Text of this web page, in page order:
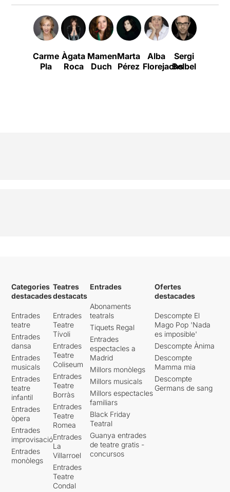
Carme
Pla
Àgata
Roca
Mamen
Duch
Marta
Pérez
Alba
Florejachs
Sergi
Belbel
Categories
destacades
Entrades
teatre
Entrades
dansa
Entrades
musicals
Entrades
teatre
infantil
Entrades
òpera
Entrades
improvisació
Entrades
monòlegs
Teatres
destacats
Entrades
Teatre
Tívoli
Entrades
Teatre
Coliseum
Entrades
Teatre
Borràs
Entrades
Teatre
Romea
Entrades
La
Villarroel
Entrades
Teatre
Condal
Entrades
Abonaments
teatrals
Tiquets Regal
Entrades
espectacles a
Madrid
Millors monòlegs
Millors musicals
Millors espectacles
familiars
Black Friday
Teatral
Guanya entrades
de teatre gratis -
concursos
Ofertes
destacades
Descompte El
Mago Pop 'Nada
es imposible'
Descompte Ànima
Descompte
Mamma mia
Descompte
Germans de sang